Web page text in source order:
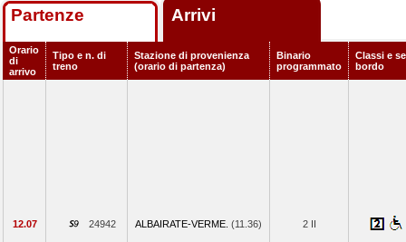
Partenze Arrivi
Orario
di
arrivo
Tipo e n. di
treno
Stazione di provenienza
(orario di partenza)
Binario
programmato
Classi e
bordo
12.07 24942 ALBAIRATE-VERME. (11.36) 2 II